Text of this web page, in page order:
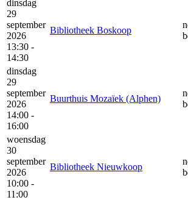
dinsdag
29
september
2026
13:30 -
14:30
Bibliotheek Boskoop
dinsdag
29
september
2026
14:00 -
16:00
Buurthuis Mozaïek (Alphen)
woensdag
30
september
2026
10:00 -
11:00
Bibliotheek Nieuwkoop